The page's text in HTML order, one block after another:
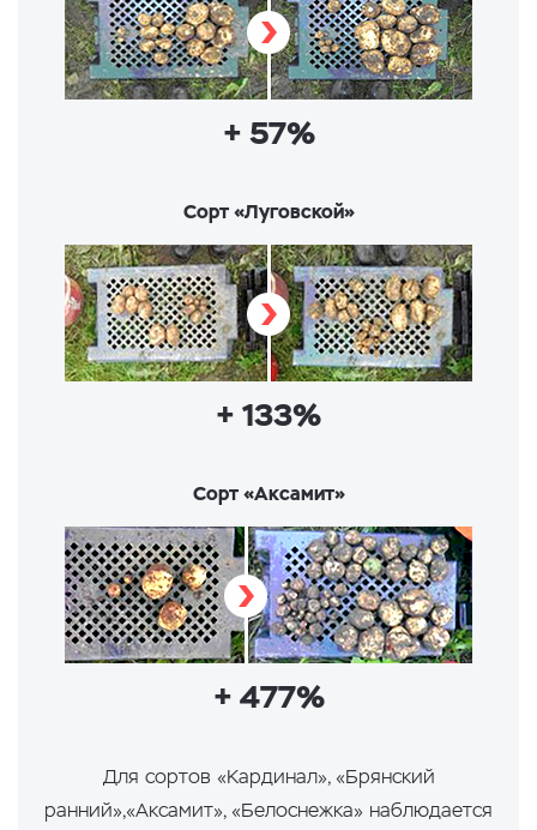
+ 57%
Сорт «Луговской»
+ 133%
Сорт «Аксамит»
+ 477%
Для сортов «Кардинал», «Брянский
ранний»,«Аксамит», «Белоснежка» наблюдается